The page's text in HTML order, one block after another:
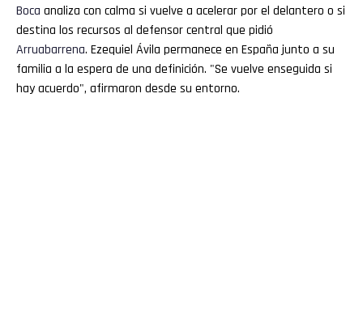
Boca analiza con calma si vuelve a acelerar por el delantero o si
destina los recursos al defensor central que pidió
Arruabarrena. Ezequiel Ávila permanece en España junto a su
familia a la espera de una definición. "Se vuelve enseguida si
hay acuerdo", afirmaron desde su entorno.